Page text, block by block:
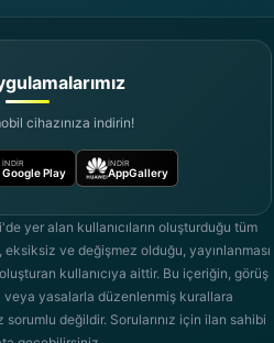
cihazınıza indirin!
İNDIR
Google Play
İNDIR
AppGallery
yer alan kullanıcıların oluşturduğu tüm
ve değişmez olduğu, yayınlanması
kullanıcıya aittir. Bu içeriğin, görüş
veya yasalarla düzenlenmiş kurallara
sorumlu değildir. Sorularınız için ilan sahibi